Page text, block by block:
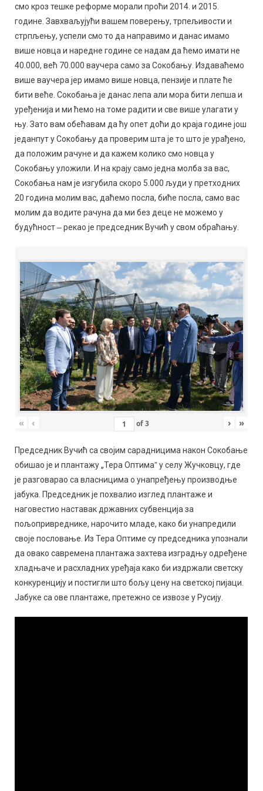
смо кроз тешке реформе морали проћи 2014. и 2015.
године. Завхваљујући вашем поверењу, трпељивости и
стрпљењу, успели смо то да направимо и данас имамо
више новца и наредне године се надам да ћемо имати не
40.000, већ 70.000 ваучера само за Сокобању. Издаваћемо
више ваучера јер имамо више новца, пензије и плате ће
бити веће. Сокобања је данас лепа али мора бити лепша и
уређенија и ми ћемо на томе радити и све више улагати у
њу. Зато вам обећавам да ћу опет доћи до краја године још
једанпут у Сокобању да проверим шта је то што је урађено,
да положим рачуне и да кажем колико смо новца у
Сокобању уложили. И на крају само једна молба за вас,
Сокобања нам је изгубила скоро 5.000 људи у претходних
20 година молим вас, даћемо посла, биће посла, само вас
молим да водите рачуна да ми без деце не можемо у
будућност ‒ рекао је председник Вучић у свом обраћању.
« ‹ of3 › »
Председник Вучић са својим сарадницима након Сокобање
обишао је и плантажу „Тера Оптимаˮ у селу Жучковцу, где
је разговарао са власницима о унапређењу производње
јабука. Председник је похвалио изглед плантаже и
наговестио наставак државних субвенција за
пољопривреднике, нарочито младе, како би унапредили
своје пословање. Из Тера Оптиме су председника упознали
да овако савремена плантажа захтева изградњу одређене
хладњаче и расхладних уређаја како би издржали светску
конкуренцију и постигли што бољу цену на светској пијаци.
Јабуке са ове плантаже, претежно се извозе у Русију.